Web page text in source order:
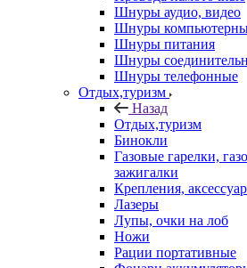
Шнуры аудио, видео
Шнуры
Шнуры питания
Шнуры
Шнуры телефонные
Отдых,туризм
Назад
Отдых,туризм
Бинокли
Газовые гарелки,
зажигалки
Крепления,
Лазеры
Лупы, очки на лоб
Ножи
Рации портативные